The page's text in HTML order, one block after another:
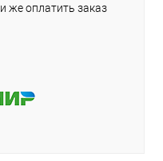
же оплатить заказ